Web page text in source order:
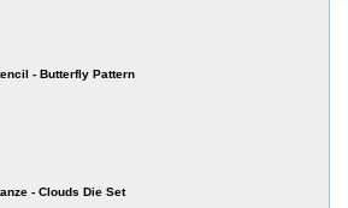
- Butterfly Pattern
- Clouds Die Set